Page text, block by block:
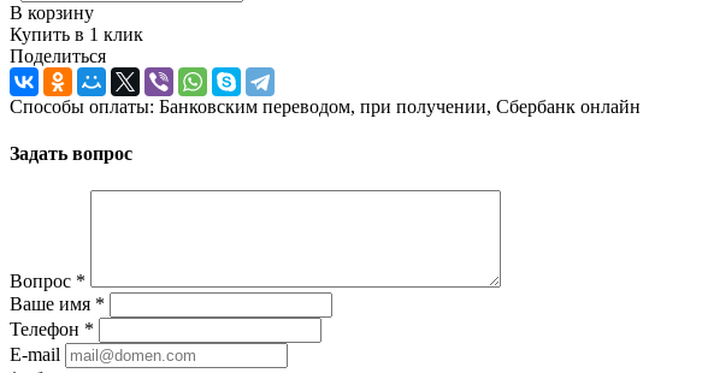
В корзину
Купить в 1 клик
Поделиться
Способы оплаты: Банковским переводом, при получении, Сбербанк онлайн
Задать вопрос
Вопрос *
Ваше имя *
Телефон *
E-mail